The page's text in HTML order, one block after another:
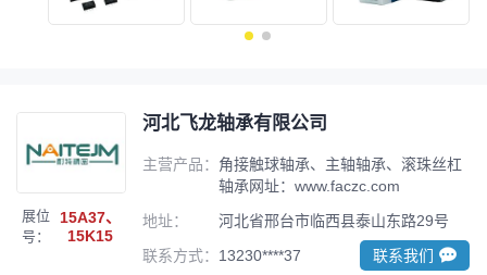
展位
号：
15A37、
15K15
河北飞龙轴承有限公司
主营产品： 角接触球轴承、主轴轴承、滚珠丝杠
轴承网址：www.faczc.com
地址：
河北省邢台市临西县泰山东路29号
联系方式： 13230****37 联系我们